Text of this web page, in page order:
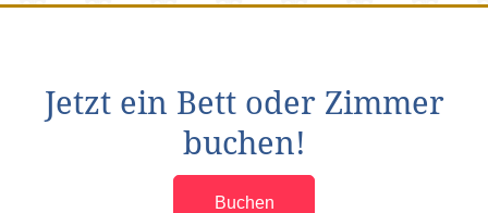
Jetzt ein Bett oder Zimmer
buchen!
Buchen